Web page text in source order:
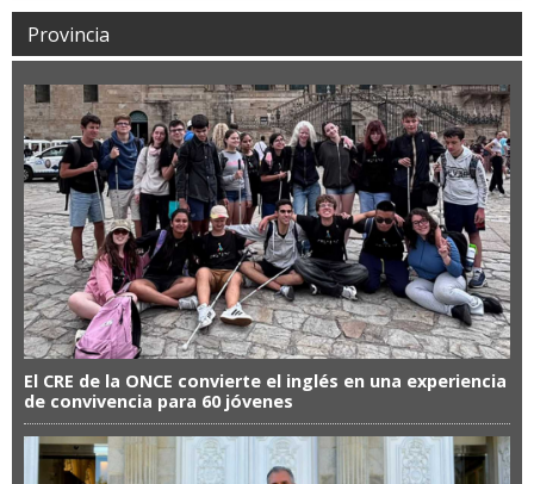
Provincia
El CRE de la ONCE convierte el inglés en una experiencia
de convivencia para 60 jóvenes